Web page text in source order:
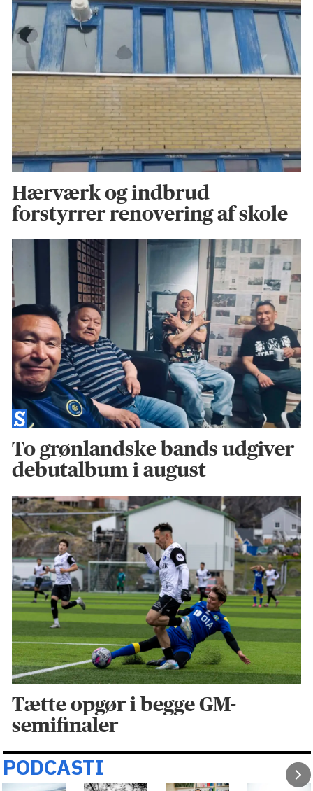
Hærværk og indbrud
forstyrrer renovering af skole
To grønlandske bands udgiver
debutalbum i august
Tætte opgør i begge GM-
semifinaler
PODCASTI